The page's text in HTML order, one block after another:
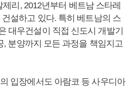
리, 2012년부터 베트남 스타레
설하고 있다. 특히 베트남의 스
대우건설이 직접 신도시 개발기
, 분양까지 모든 과정을 책임지고
입장에서도 아람코 등 사우디아